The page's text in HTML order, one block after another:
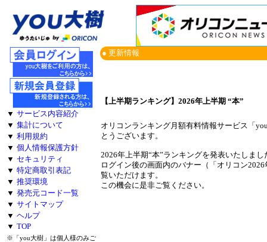
▼ サービス内容紹介
▼ 集計について
▼ 利用規約
▼ 個人情報保護方針
▼ セキュリティ
▼ 特定商取引表記
▼ 推奨環境
▼ 発売元コード一覧
▼ サイトマップ
▼ ヘルプ
▼ TOP
※「you大樹」は個人様のみご
● 更新情報
【上半期ランキング】2026年上半期 “本”
オリコンランキング月額有料情報サービス「
とうございます。
2026年上半期“本”ランキングを発表いたしまし
ログイン後の画面内のバナー（「オリコン
覧いただけます。
この機会に是非ご覧ください。